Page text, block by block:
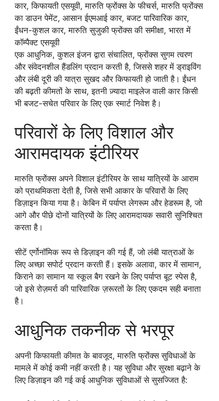
कार, किफायती एसयूवी, मारुति फ्रोंक्स के फीचर्स, मारुति फ्रोंक्स
का डाउन पेमेंट, आसान ईएमआई कार, बजट पारिवारिक कार,
ईंधन-कुशल कार, मारुति सुजुकी फ्रोंक्स की समीक्षा, भारत में
कॉम्पैक्ट एसयूवी
एक आधुनिक, कुशल इंजन द्वारा संचालित, फ्रोंक्स सुगम त्वरण
और संवेदनशील हैंडलिंग प्रदान करती है, जिससे शहर में ड्राइविंग
और लंबी दूरी की यात्रा सुखद और किफायती हो जाती है। ईंधन
की बढ़ती कीमतों के साथ, इतनी ज़्यादा माइलेज वाली कार किसी
भी बजट-सचेत परिवार के लिए एक स्मार्ट निवेश है।
परिवारों के लिए विशाल और
आरामदायक इंटीरियर
मारुति फ्रोंक्स अपने विशाल इंटीरियर के साथ यात्रियों के आराम
को प्राथमिकता देती है, जिसे सभी आकार के परिवारों के लिए
डिज़ाइन किया गया है। केबिन में पर्याप्त लेगरूम और हेडरूम है, जो
आगे और पीछे दोनों यात्रियों के लिए आरामदायक सवारी सुनिश्चित
करता है।
सीटें एर्गोनॉमिक रूप से डिज़ाइन की गई हैं, जो लंबी यात्राओं के
लिए अच्छा सपोर्ट प्रदान करती हैं। इसके अलावा, कार में सामान,
किराने का सामान या स्कूल बैग रखने के लिए पर्याप्त बूट स्पेस है,
जो इसे रोज़मर्रा की पारिवारिक ज़रूरतों के लिए एकदम सही बनाता
है।
आधुनिक तकनीक से भरपूर
अपनी किफायती कीमत के बावजूद, मारुति फ्रोंक्स सुविधाओं के
मामले में कोई कमी नहीं करती है। यह सुविधा और सुरक्षा बढ़ाने के
लिए डिज़ाइन की गई कई आधुनिक सुविधाओं से सुसज्जित है: